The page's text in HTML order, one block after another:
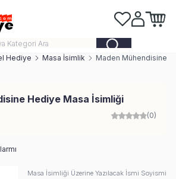
Favorilerim
Hesabım
Hediye Masa İsimlik Maden Mühendisine
Hediye Masa İsimliği
(0)
Masa İsimliği Üzerine Yazılacak İsmi Soyismi